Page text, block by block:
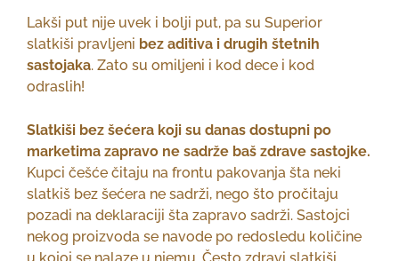
Lakši put nije uvek i bolji put, pa su Superior
slatkiši pravljeni bez aditiva i drugih štetnih
sastojaka. Zato su omiljeni i kod dece i kod
odraslih!
Slatkiši bez šećera koji su danas dostupni po
marketima zapravo ne sadrže baš zdrave sastojke.
Kupci češće čitaju na frontu pakovanja šta neki
slatkiš bez šećera ne sadrži, nego što pročitaju
pozadi na deklaraciji šta zapravo sadrži. Sastojci
nekog proizvoda se navode po redosledu količine